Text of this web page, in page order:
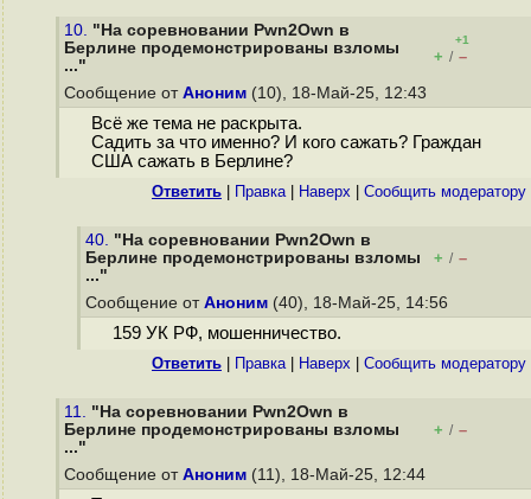
10. "На соревновании Pwn2Own в
Берлине продемонстрированы взломы
..."
+1
+ / –
Сообщение от Аноним (10), 18-Май-25, 12:43
Всё же тема не раскрыта.
Садить за что именно? И кого сажать? Граждан
США сажать в Берлине?
Ответить Правка| Наверх Cообщить модератору
40. "На соревновании Pwn2Own в
Берлине продемонстрированы взломы
..."
+ / –
Сообщение от Аноним (40), 18-Май-25, 14:56
159 УК РФ, мошенничество.
Ответить Правка| Наверх Cообщить модератору
11. "На соревновании Pwn2Own в
Берлине продемонстрированы взломы
..."
+ / –
Сообщение от Аноним (11), 18-Май-25, 12:44